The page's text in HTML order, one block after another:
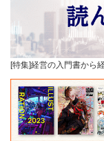
[特集]経営の入門書から